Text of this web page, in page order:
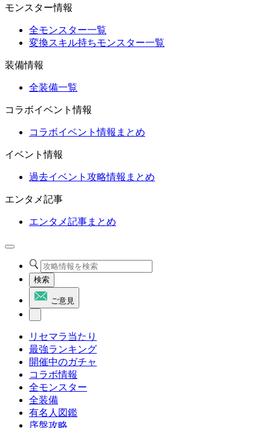
モンスター情報
全モンスター一覧
変換スキル持ちモンスター一覧
装備情報
全装備一覧
コラボイベント情報
コラボイベント情報まとめ
イベント情報
過去イベント攻略情報まとめ
エンタメ記事
エンタメ記事まとめ
検索
ご意見
リセマラ当たり
最強ランキング
開催中のガチャ
コラボ情報
全モンスター
全装備
有名人図鑑
序盤攻略